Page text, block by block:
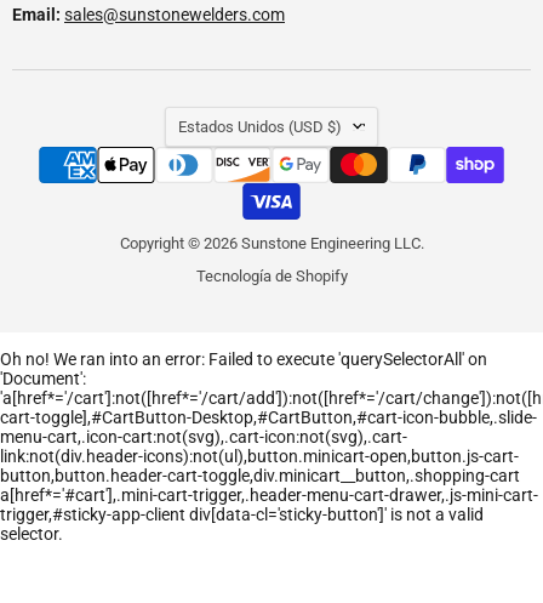
Email: sales@sunstonewelders.com
PAÍS
Estados Unidos (USD $)
Copyright © 2026 Sunstone Engineering LLC.
Tecnología de Shopify
Oh no! We ran into an error: Failed to execute 'querySelectorAll' on
'Document':
'a[href*='/cart']:not([href*='/cart/add']):not([href*='/cart/
cart-toggle],#CartButton-Desktop,#CartButton,#cart-icon-bubble,.slide-
menu-cart,.icon-cart:not(svg),.cart-icon:not(svg),.cart-
link:not(div.header-icons):not(ul),button.minicart-open,button.js-cart-
button,button.header-cart-toggle,div.minicart__button,.shopping-cart
a[href*='#cart'],.mini-cart-trigger,.header-menu-cart-drawer,.js-mini-cart-
trigger,#sticky-app-client div[data-cl='sticky-button']' is not a valid
selector.